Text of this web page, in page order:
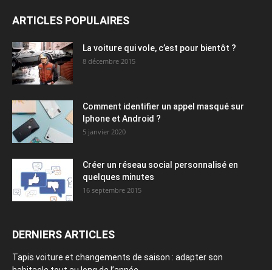
ARTICLES POPULAIRES
La voiture qui vole, c’est pour bientôt ?
8 décembre 2015
Comment identifier un appel masqué sur
Iphone et Android ?
5 janvier 2020
Créer un réseau social personnalisé en
quelques minutes
16 septembre 2015
DERNIERS ARTICLES
Tapis voiture et changements de saison : adapter son